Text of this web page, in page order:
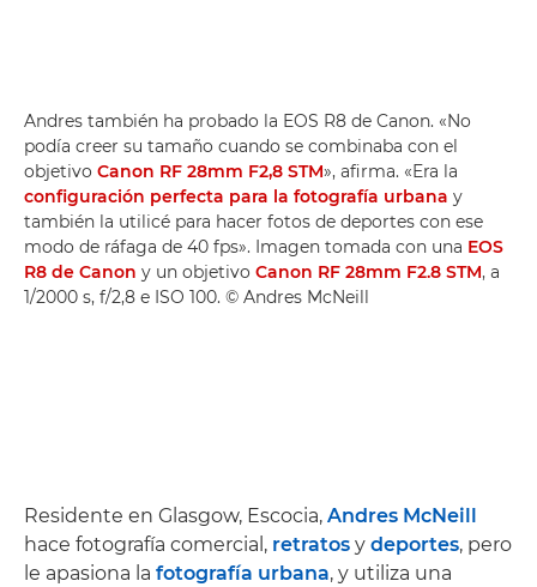
Andres también ha probado la EOS R8 de Canon. «No
podía creer su tamaño cuando se combinaba con el
objetivo Canon RF 28mm F2,8 STM», afirma. «Era la
configuración perfecta para la fotografía urbana y
también la utilicé para hacer fotos de deportes con ese
modo de ráfaga de 40 fps». Imagen tomada con una EOS
R8 de Canon y un objetivo Canon RF 28mm F2.8 STM, a
1/2000 s, f/2,8 e ISO 100. © Andres McNeill
Residente en Glasgow, Escocia, Andres McNeill
hace fotografía comercial, retratos y deportes, pero
le apasiona la fotografía urbana, y utiliza una